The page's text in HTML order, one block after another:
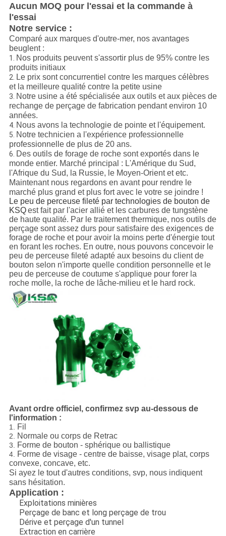
Aucun MOQ pour l'essai et la commande à
l'essai
Notre service :
Comparé aux marques d'outre-mer, nos avantages
beuglent :
1.
Nos produits peuvent s'assortir plus de 95% contre les
produits initiaux
2.
Le prix sont concurrentiel contre les marques célèbres
et la meilleure qualité contre la petite usine
3. Notre usine a été spécialisée aux outils et aux pièces de
rechange de perçage de fabrication pendant environ 10
années.
4. Nous avons la technologie de pointe et l'équipement.
5. Notre technicien a l'expérience professionnelle
professionnelle de plus de 20 ans.
6. Des outils de forage de roche sont exportés dans le
monde entier. Marché principal : L'Amérique du Sud,
l'Afrique du Sud, la Russie, le Moyen-Orient et etc.
Maintenant nous regardons en avant pour rendre le
marché plus grand et plus fort avec le votre se joindre !
Le peu de perceuse fileté par technologies de bouton de
KSQest fait par l'acier allié et les carbures de tungstène
de haute qualité. Par le traitement thermique, nos outils de
perçage sont assez durs pour satisfaire des exigences de
forage de roche et pour avoir la moins perte d'énergie tout
en forant les roches. En outre, nous pouvons concevoir le
peu de perceuse fileté adapté aux besoins du client de
bouton selon n'importe quelle condition personnelle et le
peu de perceuse de coutume s'applique pour forer la
roche molle, la roche de lâche-milieu et le hard rock.
Avant ordre officiel, confirmez svp au-dessous de
l'information :
1. Fil
2. Normale ou corps de Retrac
3. Forme de bouton - sphérique ou ballistique
4.
Forme de visage - centre de baisse, visage plat, corps
convexe, concave, etc.
Si ayez le tout d'autres conditions, svp, nous indiquent
sans hésitation.
Application :
Exploitations minières
Perçage de banc et long perçage de trou
Dérive et perçage d'un tunnel
Extraction en carrière